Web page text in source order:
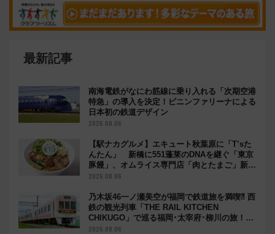
最新記事
南海電鉄がなにわ筋線に乗り入れる「次期空港
特急」の導入を決定！ピニンファリーナによる
日本初の鉄道デザイン
2026.08.06
【駅ナカグルメ】エキュート秋葉原に「T’sた
んたん」 新橋に551蓬莱のDNAを継ぐ「東京
豚饅」、オムライス専門店「肉とたまご」新グ
ルメ続々登場！【2026年8月】
2026.08.06
乃木坂46一ノ瀬美空が福岡で鉄道旅を満喫⁈ 西
鉄の観光列車「THE RAIL KITCHEN
CHIKUGO」で巡る福岡･太宰府･柳川の旅！
YouTubeが公開に
2026.08.06